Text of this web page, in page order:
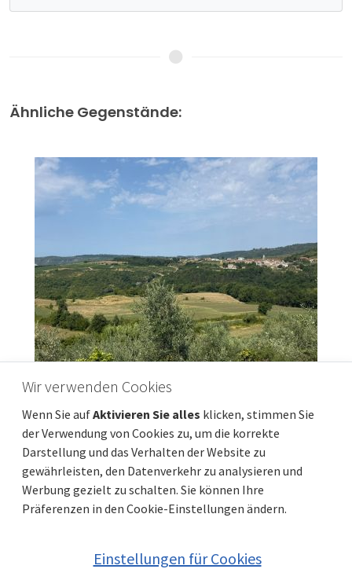
Ähnliche Gegenstände:
zweite Reihe zum Meer
Preis310 000 € Entfernung vom meer
100 m
Gesamtfläche
62 m² Gemeindeteil
Opatija - Okolica
Wir verwenden Cookies
Wenn Sie aufAktivieren Sie alles klicken, stimmen Sie
der Verwendung von Cookies zu, um die korrekte
Darstellung und das Verhalten der Website zu
gewährleisten, den Datenverkehr zu analysieren und
Werbung gezielt zu schalten. Sie können Ihre
Präferenzen in den Cookie-Einstellungen ändern.
Einstellungen für Cookies